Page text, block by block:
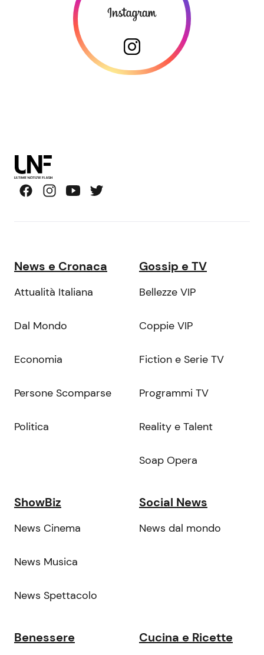
News e Cronaca
Attualità Italiana
Dal Mondo
Economia
Persone Scomparse
Politica
Gossip e TV
Bellezze VIP
Coppie VIP
Fiction e Serie TV
Programmi TV
Reality e Talent
Soap Opera
ShowBiz
News Cinema
News Musica
News Spettacolo
Social News
News dal mondo
Benessere Cucina e Ricette